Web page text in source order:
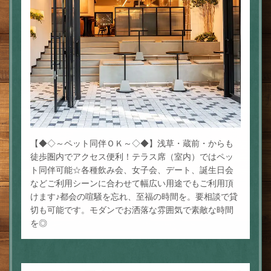
【◆◇～ペット同伴ＯＫ～◇◆】浅草・蔵前・からも
徒歩圏内でアクセス便利！テラス席（室内）ではペッ
ト同伴可能☆各種飲み会、女子会、デート、誕生日会
などご利用シーンに合わせて幅広い用途でもご利用頂
けます♪都会の喧騒を忘れ、至福の時間を。要相談で貸
切も可能です。モダンでお洒落な雰囲気で素敵な時間
を◎
この店舗情報をシェアする